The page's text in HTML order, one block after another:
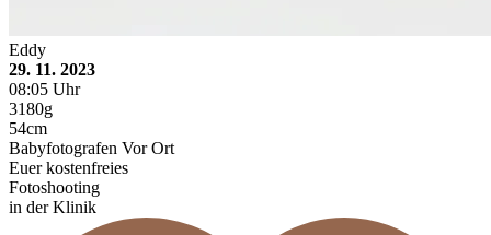
Eddy
29. 11. 2023
08:05 Uhr
3180g
54cm
Babyfotografen Vor Ort
Euer kostenfreies
Fotoshooting
in der Klinik